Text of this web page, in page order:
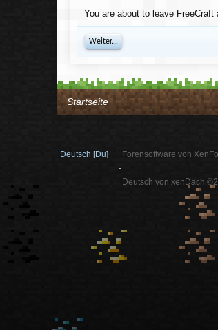
You are about to leave
Weiter...
Startseite
Deutsch [Du]
Forensoftware von
-
Deutsch von xenDach